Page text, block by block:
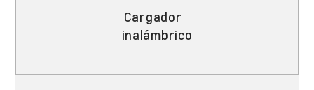
Cargador
inalámbrico